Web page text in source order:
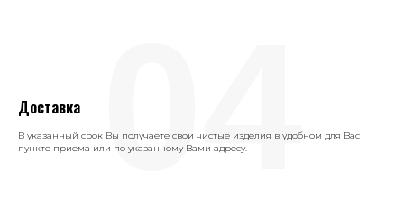
Доставка
В указанный срок Вы получаете свои чистые изделия в удобном для Вас
пункте приема или по указанному Вами адресу.
04